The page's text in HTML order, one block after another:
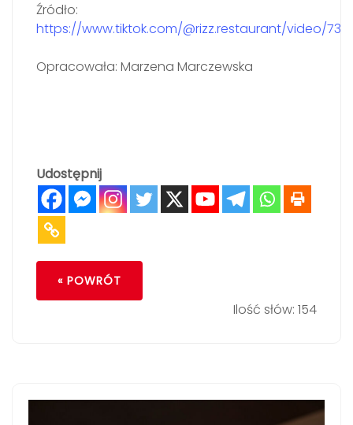
Źródło:
https://www.tiktok.com/@rizz.restaurant/video/
Opracowała: Marzena Marczewska
Udostępnij
« POWRÓT
Ilość słów: 154